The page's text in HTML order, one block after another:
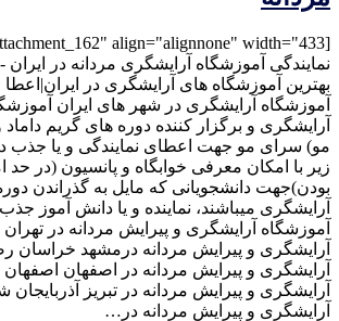
بهترین آموزشگاه های آرایشگری در ایران|اعطا
آموزشگاه آرایشگری در شهر های ایران
آرایشگری و برگزار کننده دوره های گریم داماد
مو) سرای مو جهت اعطای نمایندگی و یا جذب
زیر با امکان معرفی خوابگاه و پانسیون (در حد
بودن)جهت دانشجویانی که مایل به گذراندن
آرایشگری و پیرایش مردانه در…